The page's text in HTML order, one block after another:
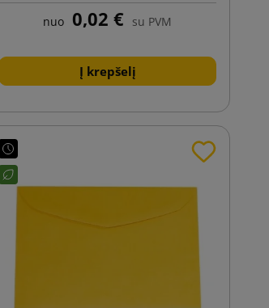
nuo 0,02 € su PVM
Į krepšelį